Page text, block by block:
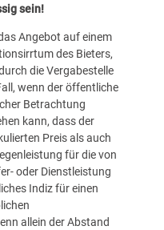
sein!
Angebot auf einem
des Bieters,
die Vergabestelle
wenn der öffentliche
Betrachtung
kann, dass der
Preis als auch
für die von
oder Dienstleistung
Indiz für einen
allein der Abstand